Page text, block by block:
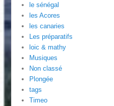
le sénégal
les Acores
les canaries
Les préparatifs
loic & mathy
Musiques
Non classé
Plongée
tags
Timeo